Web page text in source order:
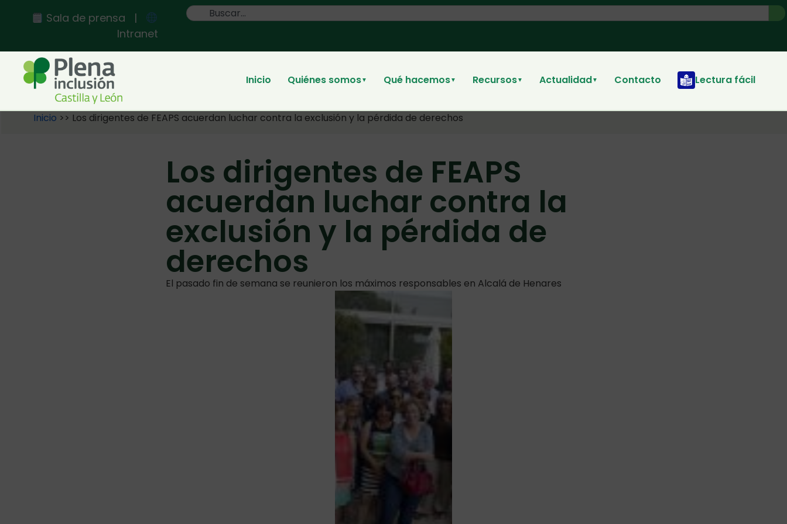
Sala de prensa |
Intranet
Inicio Quiénes somos▼ Qué hacemos▼ Recursos▼ Actualidad▼ Contacto Lectura fácil
Inicio >> Los dirigentes de FEAPS acuerdan luchar contra la exclusión y la pérdida de derechos
Los dirigentes de FEAPS
acuerdan luchar contra la
exclusión y la pérdida de
derechos
El pasado fin de semana se reunieron los máximos responsables en Alcalá de Henares